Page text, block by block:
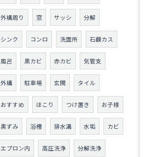
外構周り 窓 サッシ 分解
シンク コンロ 洗面所 石鹸カス
風呂 黒カビ 赤カビ 気管支
外構 駐車場 玄関 タイル
おすすめ ほこり つけ置き お子様
黒ずみ 浴槽 排水溝 水垢 カビ
エプロン内 高圧洗浄 分解洗浄